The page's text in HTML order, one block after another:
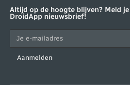
Altijd op de hoogte blijven? Meld
DroidApp nieuwsbrief!
Aanmelden